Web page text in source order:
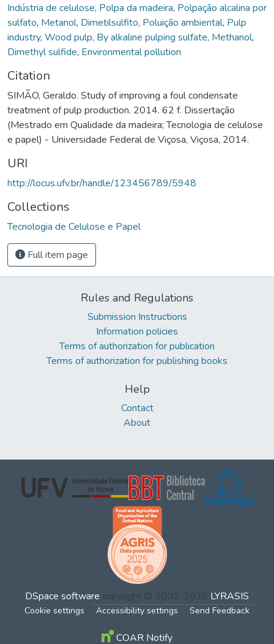
Indústria de celulose, Polpa da madeira, Polpação alcalina por
sulfato, Metanol, Dimetilsulfito, Poluição ambiental, Pulp
industry, Wood pulp, By alkaline pulping sulfate, Methanol,
Dimethyl sulfide, Environmental pollution
Citation
SIMÃO, Geraldo. Study of improving a foul condensate
treatment of pulp production. 2014. 62 f. Dissertação
(Mestrado em Qualidade da madeira; Tecnologia de celulose
e papel) - Universidade Federal de Viçosa, Viçosa, 2014.
URI
http://locus.ufv.br/handle/123456789/5948
Collections
Tecnologia de Celulose e Papel
Full item page
Rules and Regulations
Submission Instructions
Information policies
Terms of authorization for publication
Terms of authorization for publishing books
Help
Contact
About
DSpace software copyright © 2002-2026 LYRASIS
Cookie settings Accessibility settings Send Feedback
COAR Notify